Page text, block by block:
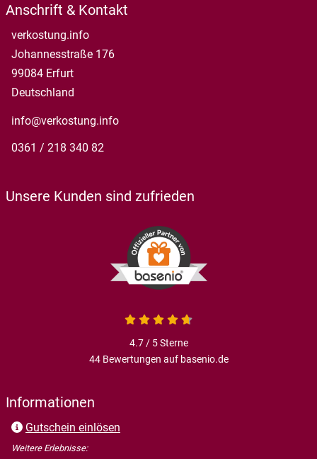
Anschrift & Kontakt
verkostung.info
Johannesstraße 176
99084 Erfurt
Deutschland
info@verkostung.info
0361 / 218 340 82
Unsere Kunden sind zufrieden
4.7 / 5Sterne
44 Bewertungen auf basenio.de
Informationen
Gutschein einlösen
Weitere Erlebnisse: